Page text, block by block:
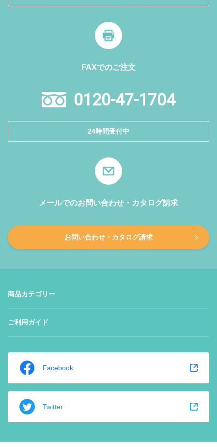
FAXでのご注文
0120-47-1704
24時間受付中
メールでのお問い合わせ・カタログ請求
お問い合わせ・カタログ請求
商品カテゴリー
ご利用ガイド
Facebook
Twitter